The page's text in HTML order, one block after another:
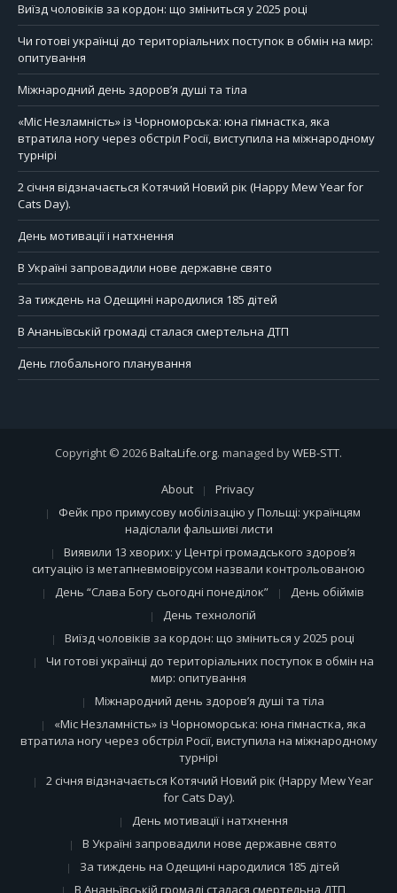
Виїзд чоловіків за кордон: що зміниться у 2025 році
Чи готові українці до територіальних поступок в обмін на мир:
опитування
Міжнародний день здоров’я душі та тіла
«Міс Незламність» із Чорноморська: юна гімнастка, яка
втратила ногу через обстріл Росії, виступила на міжнародному
турнірі
2 січня відзначається Котячий Новий рік (Happy Mew Year for
Cats Day).
День мотивації і натхнення
В Україні запровадили нове державне свято
За тиждень на Одещині народилися 185 дітей
В Ананьївській громаді сталася смертельна ДТП
День глобального планування
Copyright © 2026BaltaLife.org. managed byWEB-STT.
About
Privacy
Фейк про примусову мобілізацію у Польщі: українцям
надіслали фальшиві листи
Виявили 13 хворих: у Центрі громадського здоров’я
ситуацію із метапневмовірусом назвали контрольованою
День “Слава Богу сьогодні понеділок”
День обіймів
День технологій
Виїзд чоловіків за кордон: що зміниться у 2025 році
Чи готові українці до територіальних поступок в обмін на
мир: опитування
Міжнародний день здоров’я душі та тіла
«Міс Незламність» із Чорноморська: юна гімнастка, яка
втратила ногу через обстріл Росії, виступила на міжнародному
турнірі
2 січня відзначається Котячий Новий рік (Happy Mew Year
for Cats Day).
День мотивації і натхнення
В Україні запровадили нове державне свято
За тиждень на Одещині народилися 185 дітей
В Ананьївській громаді сталася смертельна ДТП